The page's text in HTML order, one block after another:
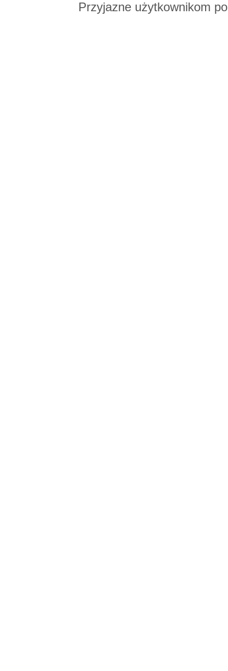
Przyjazne użytkownikom